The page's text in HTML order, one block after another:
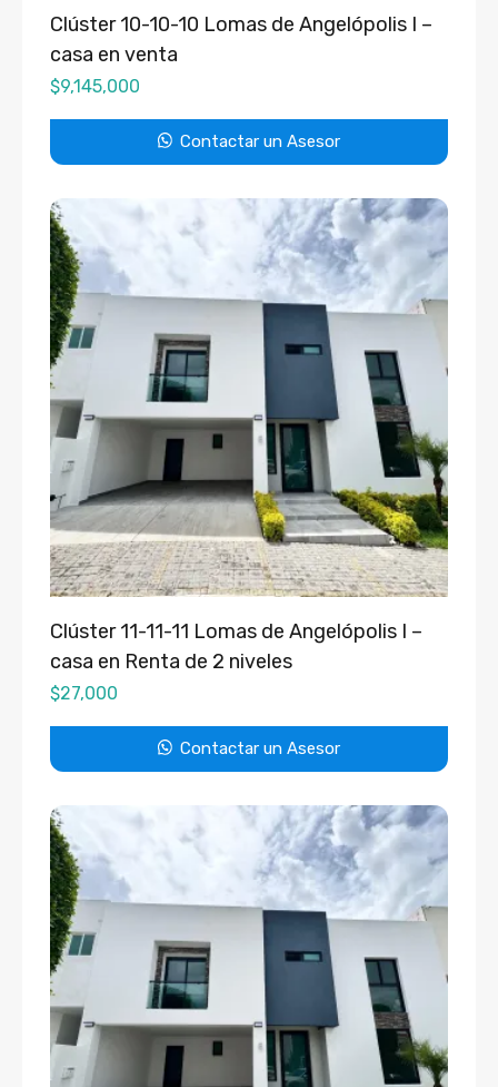
Clúster 10-10-10 Lomas de Angelópolis I –
casa en venta
$9,145,000
Contactar un Asesor
Clúster 11-11-11 Lomas de Angelópolis I –
casa en Renta de 2 niveles
$27,000
Contactar un Asesor